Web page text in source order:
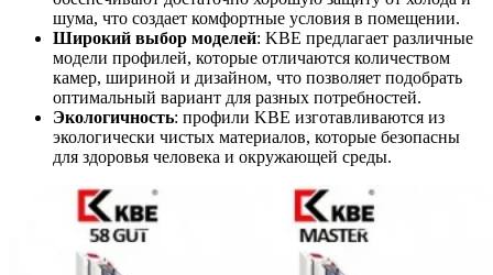
шума, что создает комфортные условия в помещении.
Широкий выбор моделей: KBE предлагает различные
модели профилей, которые отличаются количеством
камер, шириной и дизайном, что позволяет подобрать
оптимальный вариант для разных потребностей.
Экологичность: профили KBE изготавливаются из
экологически чистых материалов, которые безопасны
для здоровья человека и окружающей среды.